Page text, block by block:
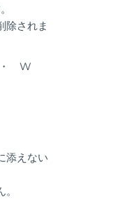
除されま
W
添えない